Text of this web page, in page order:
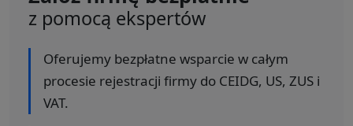
z pomocą ekspertów
Oferujemy bezpłatne wsparcie w całym
procesie rejestracji firmy do CEIDG, US, ZUS i
VAT.